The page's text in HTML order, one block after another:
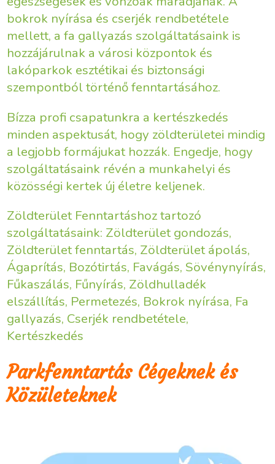
bokrok nyírása és cserjék rendbetétele
mellett, a fa gallyazás szolgáltatásaink is
hozzájárulnak a városi központok és
lakóparkok esztétikai és biztonsági
szempontból történő fenntartásához.
Bízza profi csapatunkra a kertészkedés
minden aspektusát, hogy zöldterületei mindig
a legjobb formájukat hozzák. Engedje, hogy
szolgáltatásaink révén a munkahelyi és
közösségi kertek új életre keljenek.
Zöldterület Fenntartáshoz tartozó
szolgáltatásaink: Zöldterület gondozás,
Zöldterület fenntartás, Zöldterület ápolás,
Ágaprítás, Bozótirtás, Favágás, Sövénynyírás,
Fűkaszálás, Fűnyírás, Zöldhulladék
elszállítás, Permetezés, Bokrok nyírása, Fa
gallyazás, Cserjék rendbetétele,
Kertészkedés
Parkfenntartás Cégeknek és
Közületeknek